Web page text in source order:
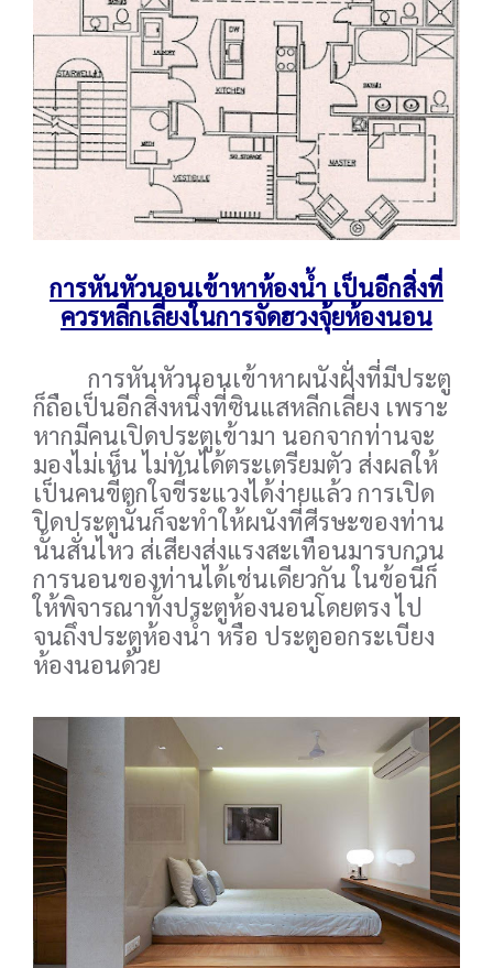
การหันหัวนอนเข้าหาห้องน้ำ เป็นอีกสิ่งที่
ควรหลีกเลี่ยงในการจัดฮวงจุ้ยห้องนอน
การหันหัวนอนเข้าหาผนังฝั่งที่มีประตู
ก็ถือเป็นอีกสิ่งหนึ่งที่ซินแสหลีกเลี่ยง เพราะ
หากมีคนเปิดประตูเข้ามา นอกจากท่านจะ
มองไม่เห็น ไม่ทันได้ตระเตรียมตัว ส่งผลให้
เป็นคนขี้ตกใจขี้ระแวงได้ง่ายแล้ว การเปิด
ปิดประตูนั้นก็จะทำให้ผนังที่ศีรษะของท่าน
นั้นสั่นไหว ส่เสียงส่งแรงสะเทือนมารบกวน
การนอนของท่านได้เช่นเดียวกัน ในข้อนี้ก็
ให้พิจารณาทั้งประตูห้องนอนโดยตรง ไป
จนถึงประตูห้องน้ำ หรือ ประตูออกระเบียง
ห้องนอนด้วย